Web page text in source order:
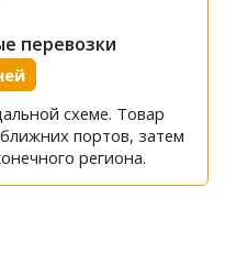
перевозки
схеме. Товар
портов, затем
региона.